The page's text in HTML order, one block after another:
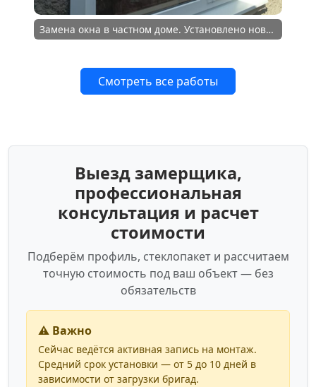
Замена окна в частном доме. Установлено новое изделие из 70 профиля с обналичкой
Смотреть все работы
Выезд замерщика,
профессиональная
консультация и расчет
стоимости
Подберём профиль, стеклопакет и рассчитаем
точную стоимость под ваш объект — без
обязательств
⚠️ Важно
Сейчас ведётся активная запись на монтаж.
Средний срок установки — от 5 до 10 дней в
зависимости от загрузки бригад.